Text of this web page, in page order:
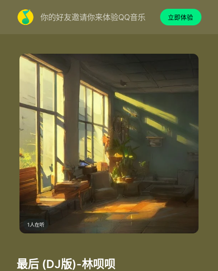
你的好友邀请你来体验QQ音乐 立即体验
1人在听
最后 (DJ版)-林呗呗